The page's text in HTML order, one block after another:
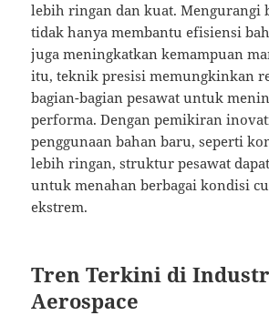
lebih ringan dan kuat. Mengurangi
tidak hanya membantu efisiensi
juga meningkatkan kemampuan
itu, teknik presisi memungkinkan
bagian-bagian pesawat untuk
performa. Dengan pemikiran
penggunaan bahan baru, seperti
lebih ringan, struktur pesawat
untuk menahan berbagai kondisi
ekstrem.
Tren Terkini di
Aerospace